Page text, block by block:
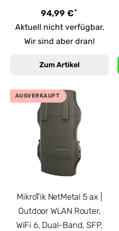
94,99 €*
Aktuell nicht verfügbar.
Wir sind aber dran!
Zum Artikel
AUSVERKAUFT
MikroTik NetMetal 5 ax |
Outdoor WLAN Router,
WiFi 6, Dual-Band, SFP,